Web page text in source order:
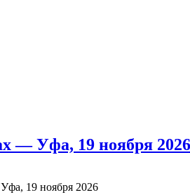
— Уфа, 19 ноября 2026
19 ноября 2026